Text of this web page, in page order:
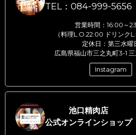
TEL：084-999-5656
営業時間：16:00～
（料理L.O.22:00 ドリンク
定休日：第三水曜
広島県福山市三之丸町3-1
Instagram
池口精肉店
公式オンラインショップ